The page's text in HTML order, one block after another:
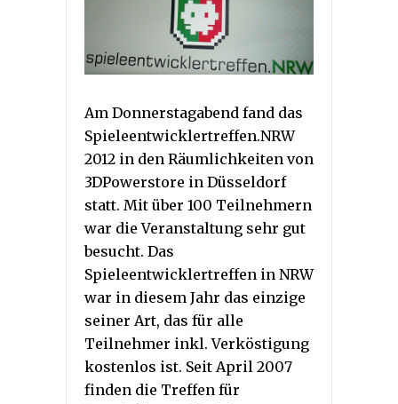
Am Donnerstagabend fand das
Spieleentwicklertreffen.NRW
2012 in den Räumlichkeiten von
3DPowerstore in Düsseldorf
statt. Mit über 100 Teilnehmern
war die Veranstaltung sehr gut
besucht. Das
Spieleentwicklertreffen in NRW
war in diesem Jahr das einzige
seiner Art, das für alle
Teilnehmer inkl. Verköstigung
kostenlos ist. Seit April 2007
finden die Treffen für